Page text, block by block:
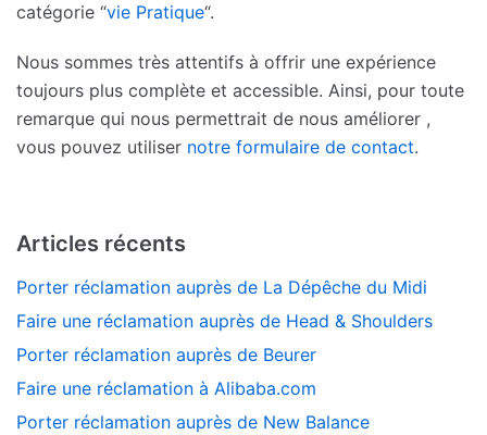
catégorie “vie Pratique“.
Nous sommes très attentifs à offrir une expérience
toujours plus complète et accessible. Ainsi, pour toute
remarque qui nous permettrait de nous améliorer ,
vous pouvez utiliser notre formulaire de contact.
Articles récents
Porter réclamation auprès de La Dépêche du Midi
Faire une réclamation auprès de Head & Shoulders
Porter réclamation auprès de Beurer
Faire une réclamation à Alibaba.com
Porter réclamation auprès de New Balance